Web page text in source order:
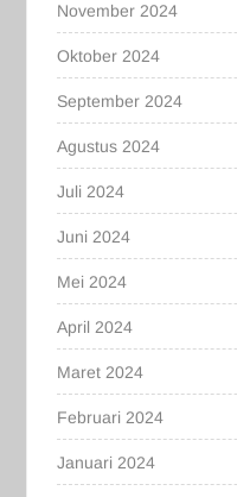
November 2024
Oktober 2024
September 2024
Agustus 2024
Juli 2024
Juni 2024
Mei 2024
April 2024
Maret 2024
Februari 2024
Januari 2024